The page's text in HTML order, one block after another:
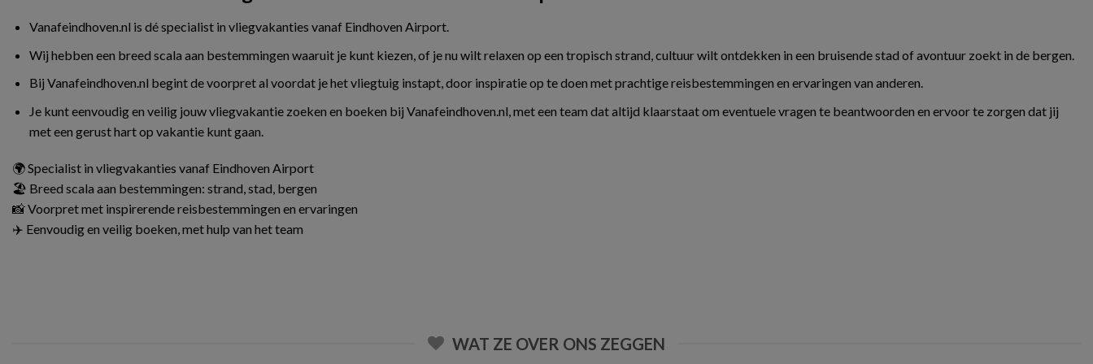
Vanafeindhoven.nl is dé specialist in vliegvakanties vanaf Eindhoven Airport.
Wij hebben een breed scala aan bestemmingen waaruit je kunt kiezen, of je nu wilt relaxen op een tropisch strand, cultuur wilt ontdekken in een bruisende stad of avontuur zoekt in de bergen.
Bij Vanafeindhoven.nl begint de voorpret al voordat je het vliegtuig instapt, door inspiratie op te doen met prachtige reisbestemmingen en ervaringen van anderen.
Je kunt eenvoudig en veilig jouw vliegvakantie zoeken en boeken bij Vanafeindhoven.nl, met een team dat altijd klaarstaat om eventuele vragen te beantwoorden en ervoor te zorgen dat jij
met een gerust hart op vakantie kunt gaan.
🌍 Specialist in vliegvakanties vanaf Eindhoven Airport
🏖️ Breed scala aan bestemmingen: strand, stad, bergen
📸 Voorpret met inspirerende reisbestemmingen en ervaringen
✈️ Eenvoudig en veilig boeken, met hulp van het team
WAT ZE OVER ONS ZEGGEN